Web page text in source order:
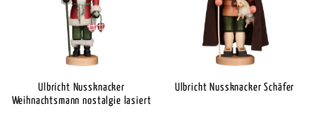
Ulbricht Nussknacker
Weihnachtsmann nostalgie lasiert
Ulbricht Nussknacker Schäfer